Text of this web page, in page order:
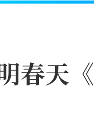
春天《